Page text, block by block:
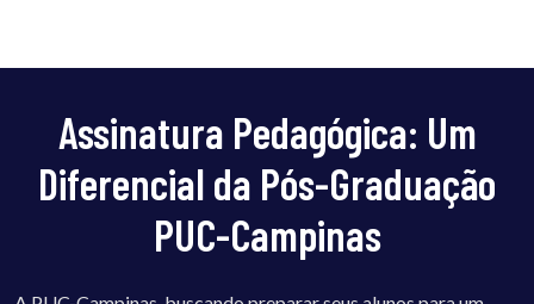
Assinatura Pedagógica: Um
Diferencial da Pós-Graduação
PUC-Campinas